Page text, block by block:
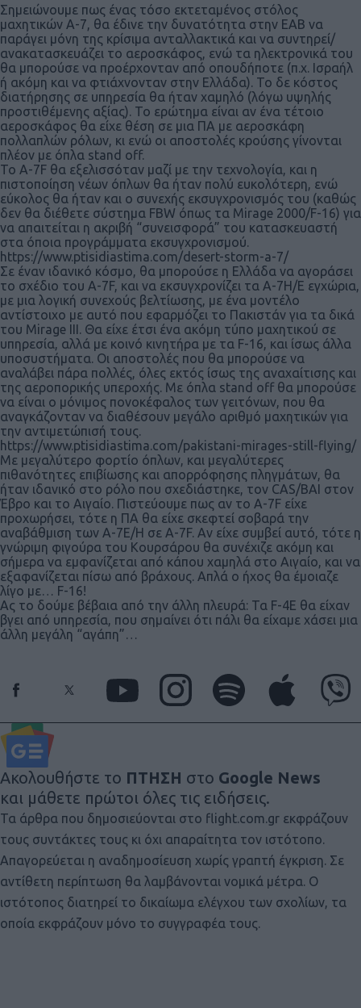
Σημειώνουμε πως ένας τόσο εκτεταμένος στόλος
μαχητικών Α-7, θα έδινε την δυνατότητα στην ΕΑΒ να
παράγει μόνη της κρίσιμα ανταλλακτικά και να συντηρεί/
ανακατασκευάζει το αεροσκάφος, ενώ τα ηλεκτρονικά του
θα μπορούσε να προέρχονταν από οπουδήποτε (π.χ. Ισραήλ
ή ακόμη και να φτιάχνονταν στην Ελλάδα). Το δε κόστος
διατήρησης σε υπηρεσία θα ήταν χαμηλό (λόγω υψηλής
προστιθέμενης αξίας). Το ερώτημα είναι αν ένα τέτοιο
αεροσκάφος θα είχε θέση σε μια ΠΑ με αεροσκάφη
πολλαπλών ρόλων, κι ενώ οι αποστολές κρούσης γίνονται
πλέον με όπλα stand off.
Το Α-7F θα εξελισσόταν μαζί με την τεχνολογία, και η
πιστοποίηση νέων όπλων θα ήταν πολύ ευκολότερη, ενώ
εύκολος θα ήταν και ο συνεχής εκσυγχρονισμός του (καθώς
δεν θα διέθετε σύστημα FBW όπως τα Mirage 2000/F-16) για
να απαιτείται η ακριβή “συνεισφορά” του κατασκευαστή
στα όποια προγράμματα εκσυγχρονισμού.
https://www.ptisidiastima.com/desert-storm-a-7/
Σε έναν ιδανικό κόσμο, θα μπορούσε η Ελλάδα να αγοράσει
το σχέδιο του A-7F, και να εκσυγχρονίζει τα Α-7Η/Ε εγχώρια,
με μια λογική συνεχούς βελτίωσης, με ένα μοντέλο
αντίστοιχο με αυτό που εφαρμόζει το Πακιστάν για τα δικά
του Mirage III. Θα είχε έτσι ένα ακόμη τύπο μαχητικού σε
υπηρεσία, αλλά με κοινό κινητήρα με τα F-16, και ίσως άλλα
υποσυστήματα. Οι αποστολές που θα μπορούσε να
αναλάβει πάρα πολλές, όλες εκτός ίσως της αναχαίτισης και
της αεροπορικής υπεροχής. Με όπλα stand off θα μπορούσε
να είναι ο μόνιμος πονοκέφαλος των γειτόνων, που θα
αναγκάζονταν να διαθέσουν μεγάλο αριθμό μαχητικών για
την αντιμετώπισή τους.
https://www.ptisidiastima.com/pakistani-mirages-still-flying/
Με μεγαλύτερο φορτίο όπλων, και μεγαλύτερες
πιθανότητες επιβίωσης και απορρόφησης πληγμάτων, θα
ήταν ιδανικό στο ρόλο που σχεδιάστηκε, τον CAS/BAI στον
Έβρο και το Αιγαίο. Πιστεύουμε πως αν το Α-7F είχε
προχωρήσει, τότε η ΠΑ θα είχε σκεφτεί σοβαρά την
αναβάθμιση των Α-7Ε/Η σε A-7F. Αν είχε συμβεί αυτό, τότε η
γνώριμη φιγούρα του Κουρσάρου θα συνέχιζε ακόμη και
σήμερα να εμφανίζεται από κάπου χαμηλά στο Αιγαίο, και να
εξαφανίζεται πίσω από βράχους. Απλά ο ήχος θα έμοιαζε
λίγο με… F-16!
Ας το δούμε βέβαια από την άλλη πλευρά: Τα F-4E θα είχαν
βγει από υπηρεσία, που σημαίνει ότι πάλι θα είχαμε χάσει μια
άλλη μεγάλη “αγάπη”…
Ακολουθήστε το ΠΤΗΣΗ στο Google News
και μάθετε πρώτοι όλες τις ειδήσεις.
Τα άρθρα που δημοσιεύονται στο flight.com.gr εκφράζουν
τους συντάκτες τους κι όχι απαραίτητα τον ιστότοπο.
Απαγορεύεται η αναδημοσίευση χωρίς γραπτή έγκριση. Σε
αντίθετη περίπτωση θα λαμβάνονται νομικά μέτρα. Ο
ιστότοπος διατηρεί το δικαίωμα ελέγχου των σχολίων, τα
οποία εκφράζουν μόνο το συγγραφέα τους.